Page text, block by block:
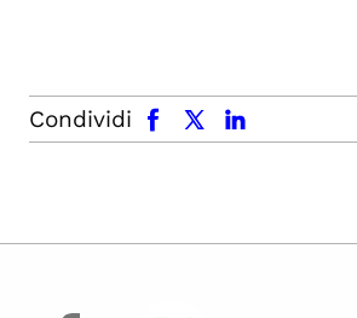
Condividi
facebook x.com linkedin